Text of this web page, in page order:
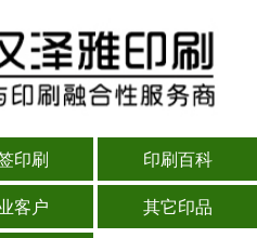
印刷
印刷百科
客户
其它印品